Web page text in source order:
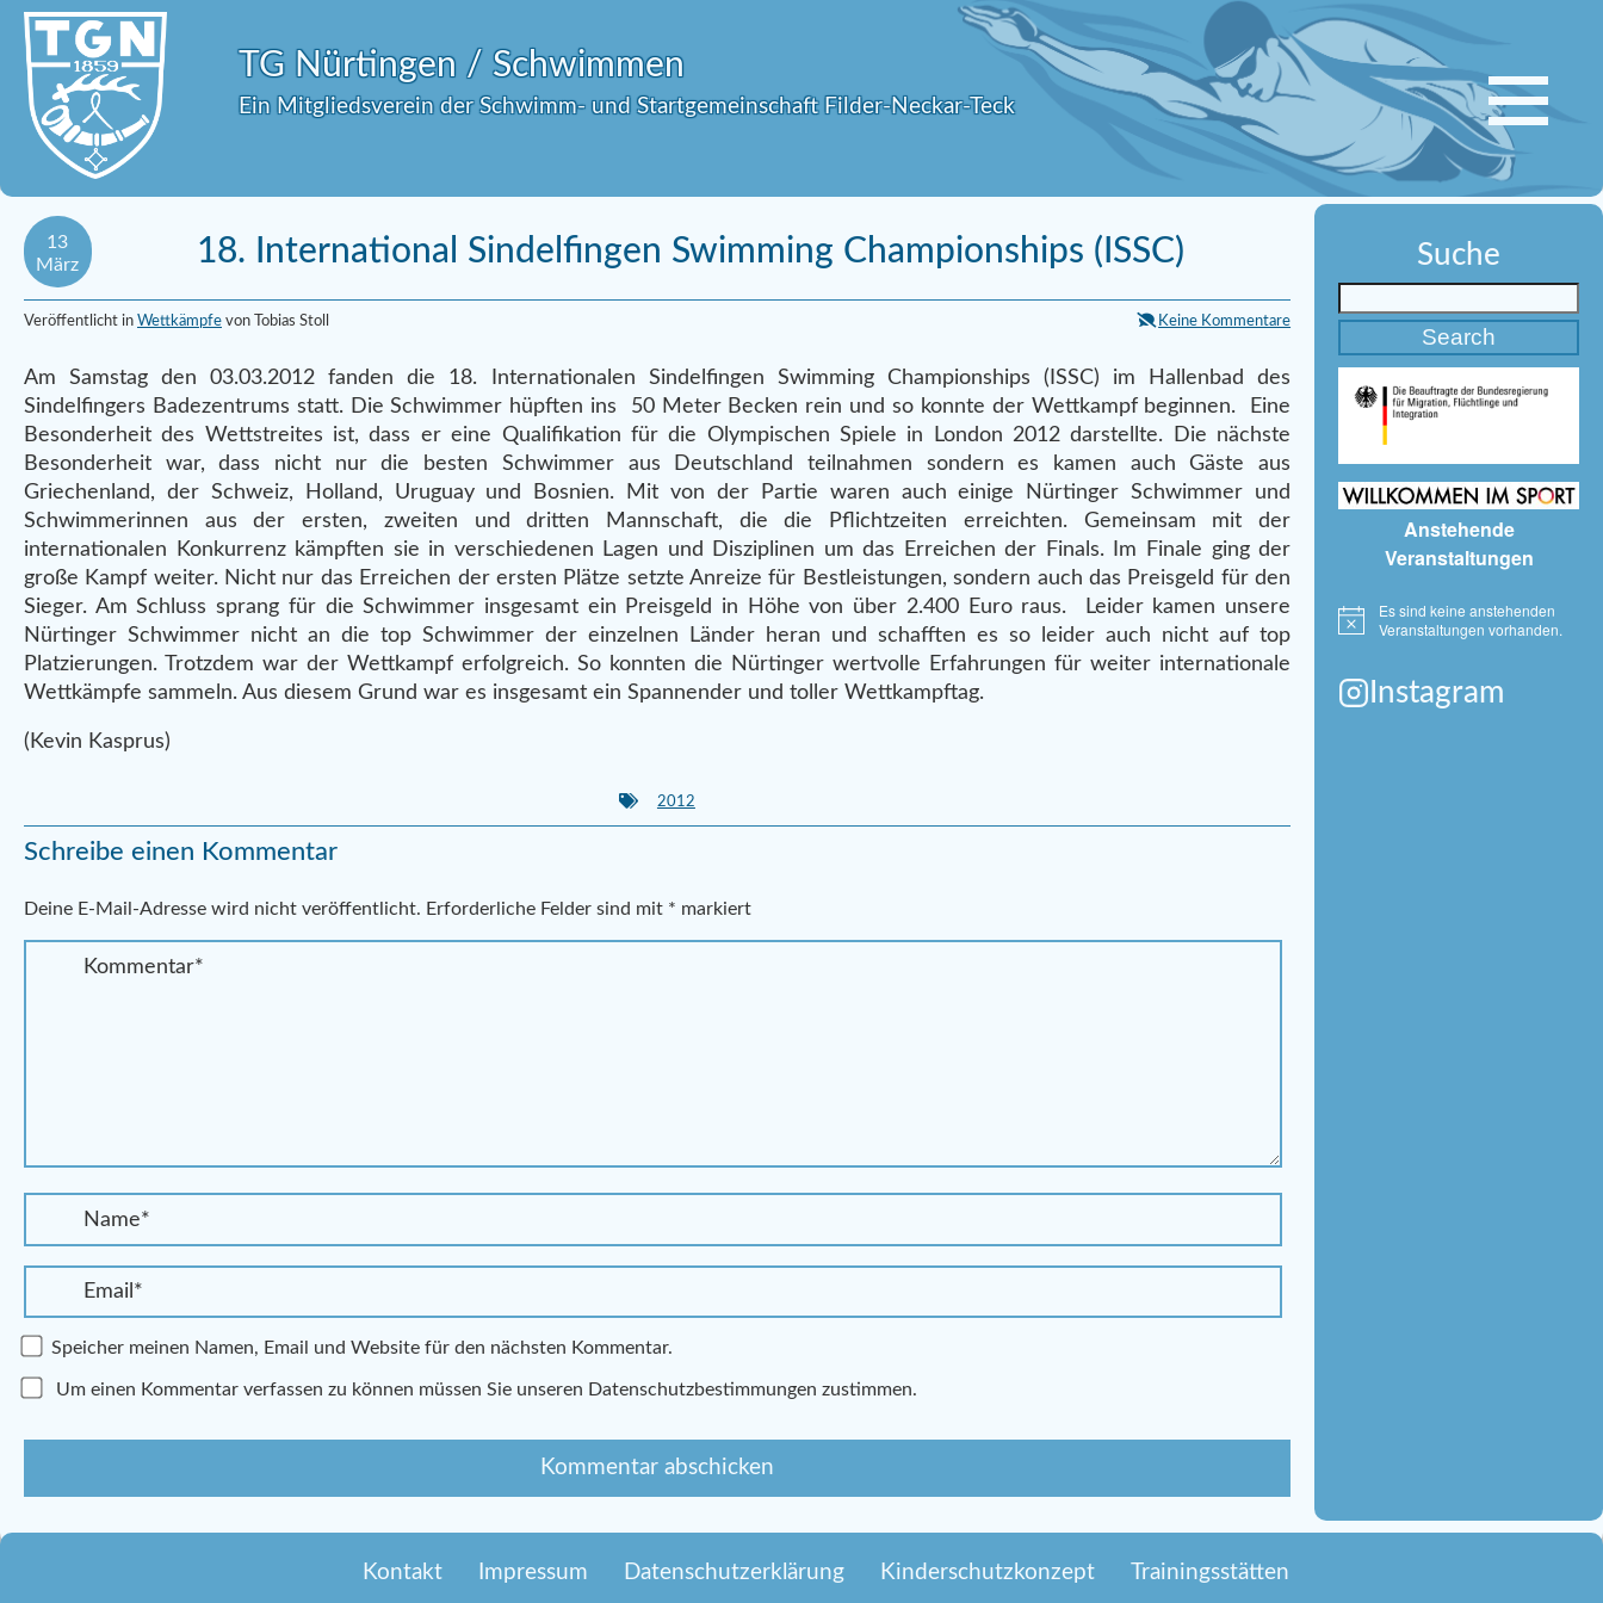
TG Nürtingen / Schwimmen
Ein Mitgliedsverein der Schwimm- und Startgemeinschaft Filder-Neckar-Teck
13
März
18. International Sindelfingen Swimming Championships (ISSC)
Veröffentlicht in Wettkämpfe von Tobias Stoll Keine Kommentare
Am Samstag den 03.03.2012 fanden die 18. Internationalen Sindelfingen Swimming Championships (ISSC) im Hallenbad des
Sindelfingers Badezentrums statt. Die Schwimmer hüpften ins 50 Meter Becken rein und so konnte der Wettkampf beginnen. Eine
Besonderheit des Wettstreites ist, dass er eine Qualifikation für die Olympischen Spiele in London 2012 darstellte. Die nächste
Besonderheit war, dass nicht nur die besten Schwimmer aus Deutschland teilnahmen sondern es kamen auch Gäste aus
Griechenland, der Schweiz, Holland, Uruguay und Bosnien.
Mit von der Partie waren auch einige Nürtinger Schwimmer und
Schwimmerinnen aus der ersten, zweiten und dritten Mannschaft, die die Pflichtzeiten erreichten. Gemeinsam mit der
internationalen Konkurrenz kämpften sie in verschiedenen Lagen und Disziplinen um das Erreichen der Finals. Im Finale ging der
große Kampf weiter. Nicht nur das Erreichen der ersten Plätze setzte Anreize für Bestleistungen, sondern auch das Preisgeld für den
Sieger. Am Schluss sprang für die Schwimmer insgesamt ein Preisgeld in Höhe von über 2.400 Euro raus. Leider kamen unsere
Nürtinger Schwimmer nicht an die top Schwimmer der einzelnen Länder heran und schafften es so leider auch nicht auf top
Platzierungen. Trotzdem war der Wettkampf erfolgreich. So konnten die Nürtinger wertvolle Erfahrungen für weiter internationale
Wettkämpfe sammeln. Aus diesem Grund war es insgesamt ein Spannender und toller Wettkampftag.
(Kevin Kasprus)
2012
Schreibe einen Kommentar
Deine E-Mail-Adresse wird nicht veröffentlicht. Erforderliche Felder sind mit * markiert
Speicher meinen Namen, Email und Website für den nächsten Kommentar.
Um einen Kommentar verfassen zu können müssen Sie unseren Datenschutzbestimmungen zustimmen.
Suche
Anstehende
Veranstaltungen
Hinweis
Es sind keine anstehenden
Veranstaltungen vorhanden.
Instagram
Kontakt Impressum Datenschutzerklärung Kinderschutzkonzept Trainingsstätten